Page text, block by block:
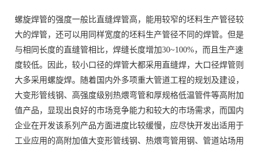
螺旋焊管的强度一般比直缝焊管高，能用较窄的坯料生产管径较
大的焊管，还可以用同样宽度的坯料生产管径不同的焊管。但是
与相同长度的直缝管相比，焊缝长度增加30~100%，而且生产速
度较低。因此，较小口径的焊管大都采用直缝焊，大口径焊管则
大多采用螺旋焊。随着国内外多项重大管道工程的规划及建设，
大变形管线钢、高强度级别热煨弯管和厚规格低温管件等高附加
值产品，显现出良好的市场竞争能力和较大的市场需求，而国内
企业在开发该系列产品方面进度比较缓慢，应尽快开发出适用于
工业应用的高附加值大变形管线钢、热煨弯管用钢、管道站场用